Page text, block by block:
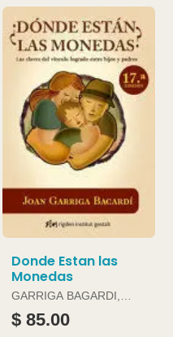
Donde Estan las
Monedas
GARRIGA BAGARDI,
JOAN
$ 85.00